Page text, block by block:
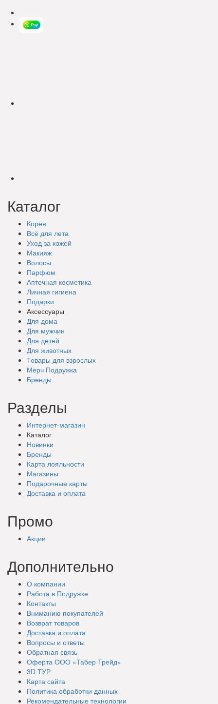
Каталог
Корея
Всё для лета
Уход за кожей
Макияж
Волосы
Парфюм
Аптечная косметика
Личная гигиена
Подарки
Аксессуары
Для дома
Для мужчин
Для детей
Для животных
Товары для взрослых
Мерч Подружка
Бренды
Разделы
Интернет-магазин
Каталог
Новинки
Бренды
Карта лояльности
Магазины
Подарочные карты
Доставка и оплата
Промо
Акции
Дополнительно
О компании
Работа в Подружке
Контакты
Вниманию покупателей
Возврат товаров
Доставка и оплата
Вопросы и ответы
Обратная связь
Оферта ООО «Табер Трейд»
3D ТУР
Карта сайта
Политика обработки данных
Рекомендательные технологии